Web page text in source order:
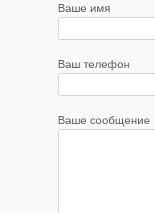
Ваше имя
Ваш телефон
Ваше сообщение